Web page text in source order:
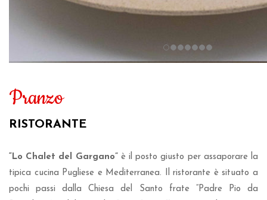
Pranzo
RISTORANTE
“Lo Chalet del Gargano” è il posto giusto per assaporare la
tipica cucina Pugliese e Mediterranea. Il ristorante è situato a
pochi passi dalla Chiesa del Santo frate “Padre Pio da